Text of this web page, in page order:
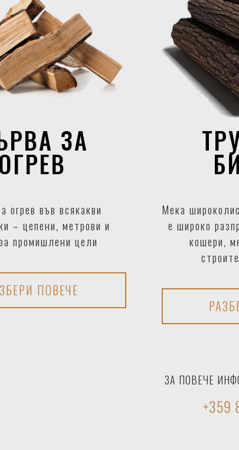
ЗА
ОГРЕВ
огрев във всякакви
– цепени, метрови и
промишлени цели
ПОВЕЧЕ
Мека
е широко
кошери,
ЗА ПОВЕЧЕ
+359